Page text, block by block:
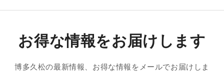
お得な情報をお届けします
博多久松の最新情報、お得な情報をメールでお届けしま